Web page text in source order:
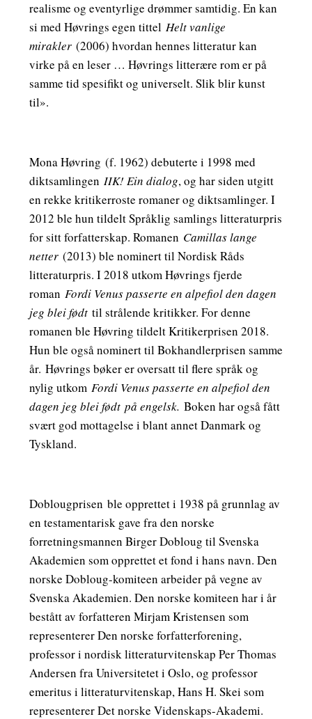
realisme og eventyrlige drømmer samtidig. En kan
si med Høvrings egen tittel Helt vanlige
mirakler(2006) hvordan hennes litteratur kan
virke på en leser … Høvrings litterære rom er på
samme tid spesifikt og universelt. Slik blir kunst
til».
Mona Høvring (f. 1962) debuterte i 1998 med
diktsamlingen IIK! Ein dialog, og har siden utgitt
en rekke kritikerroste romaner og diktsamlinger. I
2012 ble hun tildelt Språklig samlings litteraturpris
for sitt forfatterskap. Romanen Camillas lange
netter(2013) ble nominert til Nordisk Råds
litteraturpris. I 2018 utkom Høvrings fjerde
roman Fordi Venus passerte en alpefiol den dagen
jeg blei født til strålende kritikker. For denne
romanen ble Høvring tildelt Kritikerprisen 2018.
Hun ble også nominert til Bokhandlerprisen samme
år. Høvrings bøker er oversatt til flere språk og
nylig utkom Fordi Venus passerte en alpefiol den
dagen jeg blei født på engelsk. Boken har også fått
svært god mottagelse i blant annet Danmark og
Tyskland.
Doblougprisen ble opprettet i 1938 på grunnlag av
en testamentarisk gave fra den norske
forretningsmannen Birger Dobloug til Svenska
Akademien som opprettet et fond i hans navn. Den
norske Dobloug-komiteen arbeider på vegne av
Svenska Akademien. Den norske komiteen har i år
bestått av forfatteren Mirjam Kristensen som
representerer Den norske forfatterforening,
professor i nordisk litteraturvitenskap Per Thomas
Andersen fra Universitetet i Oslo, og professor
emeritus i litteraturvitenskap, Hans H. Skei som
representerer Det norske Videnskaps-Akademi.